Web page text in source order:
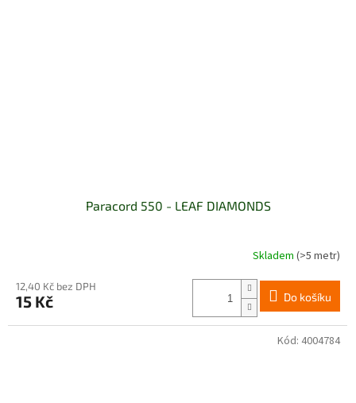
Paracord 550 - LEAF DIAMONDS
Skladem (>5 metr)
12,40 Kč bez DPH
15 Kč Do košíku
Kód: 4004784